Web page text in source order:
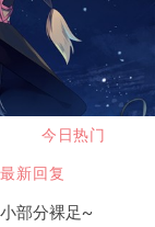
今日热门
最新回复
部分裸足~